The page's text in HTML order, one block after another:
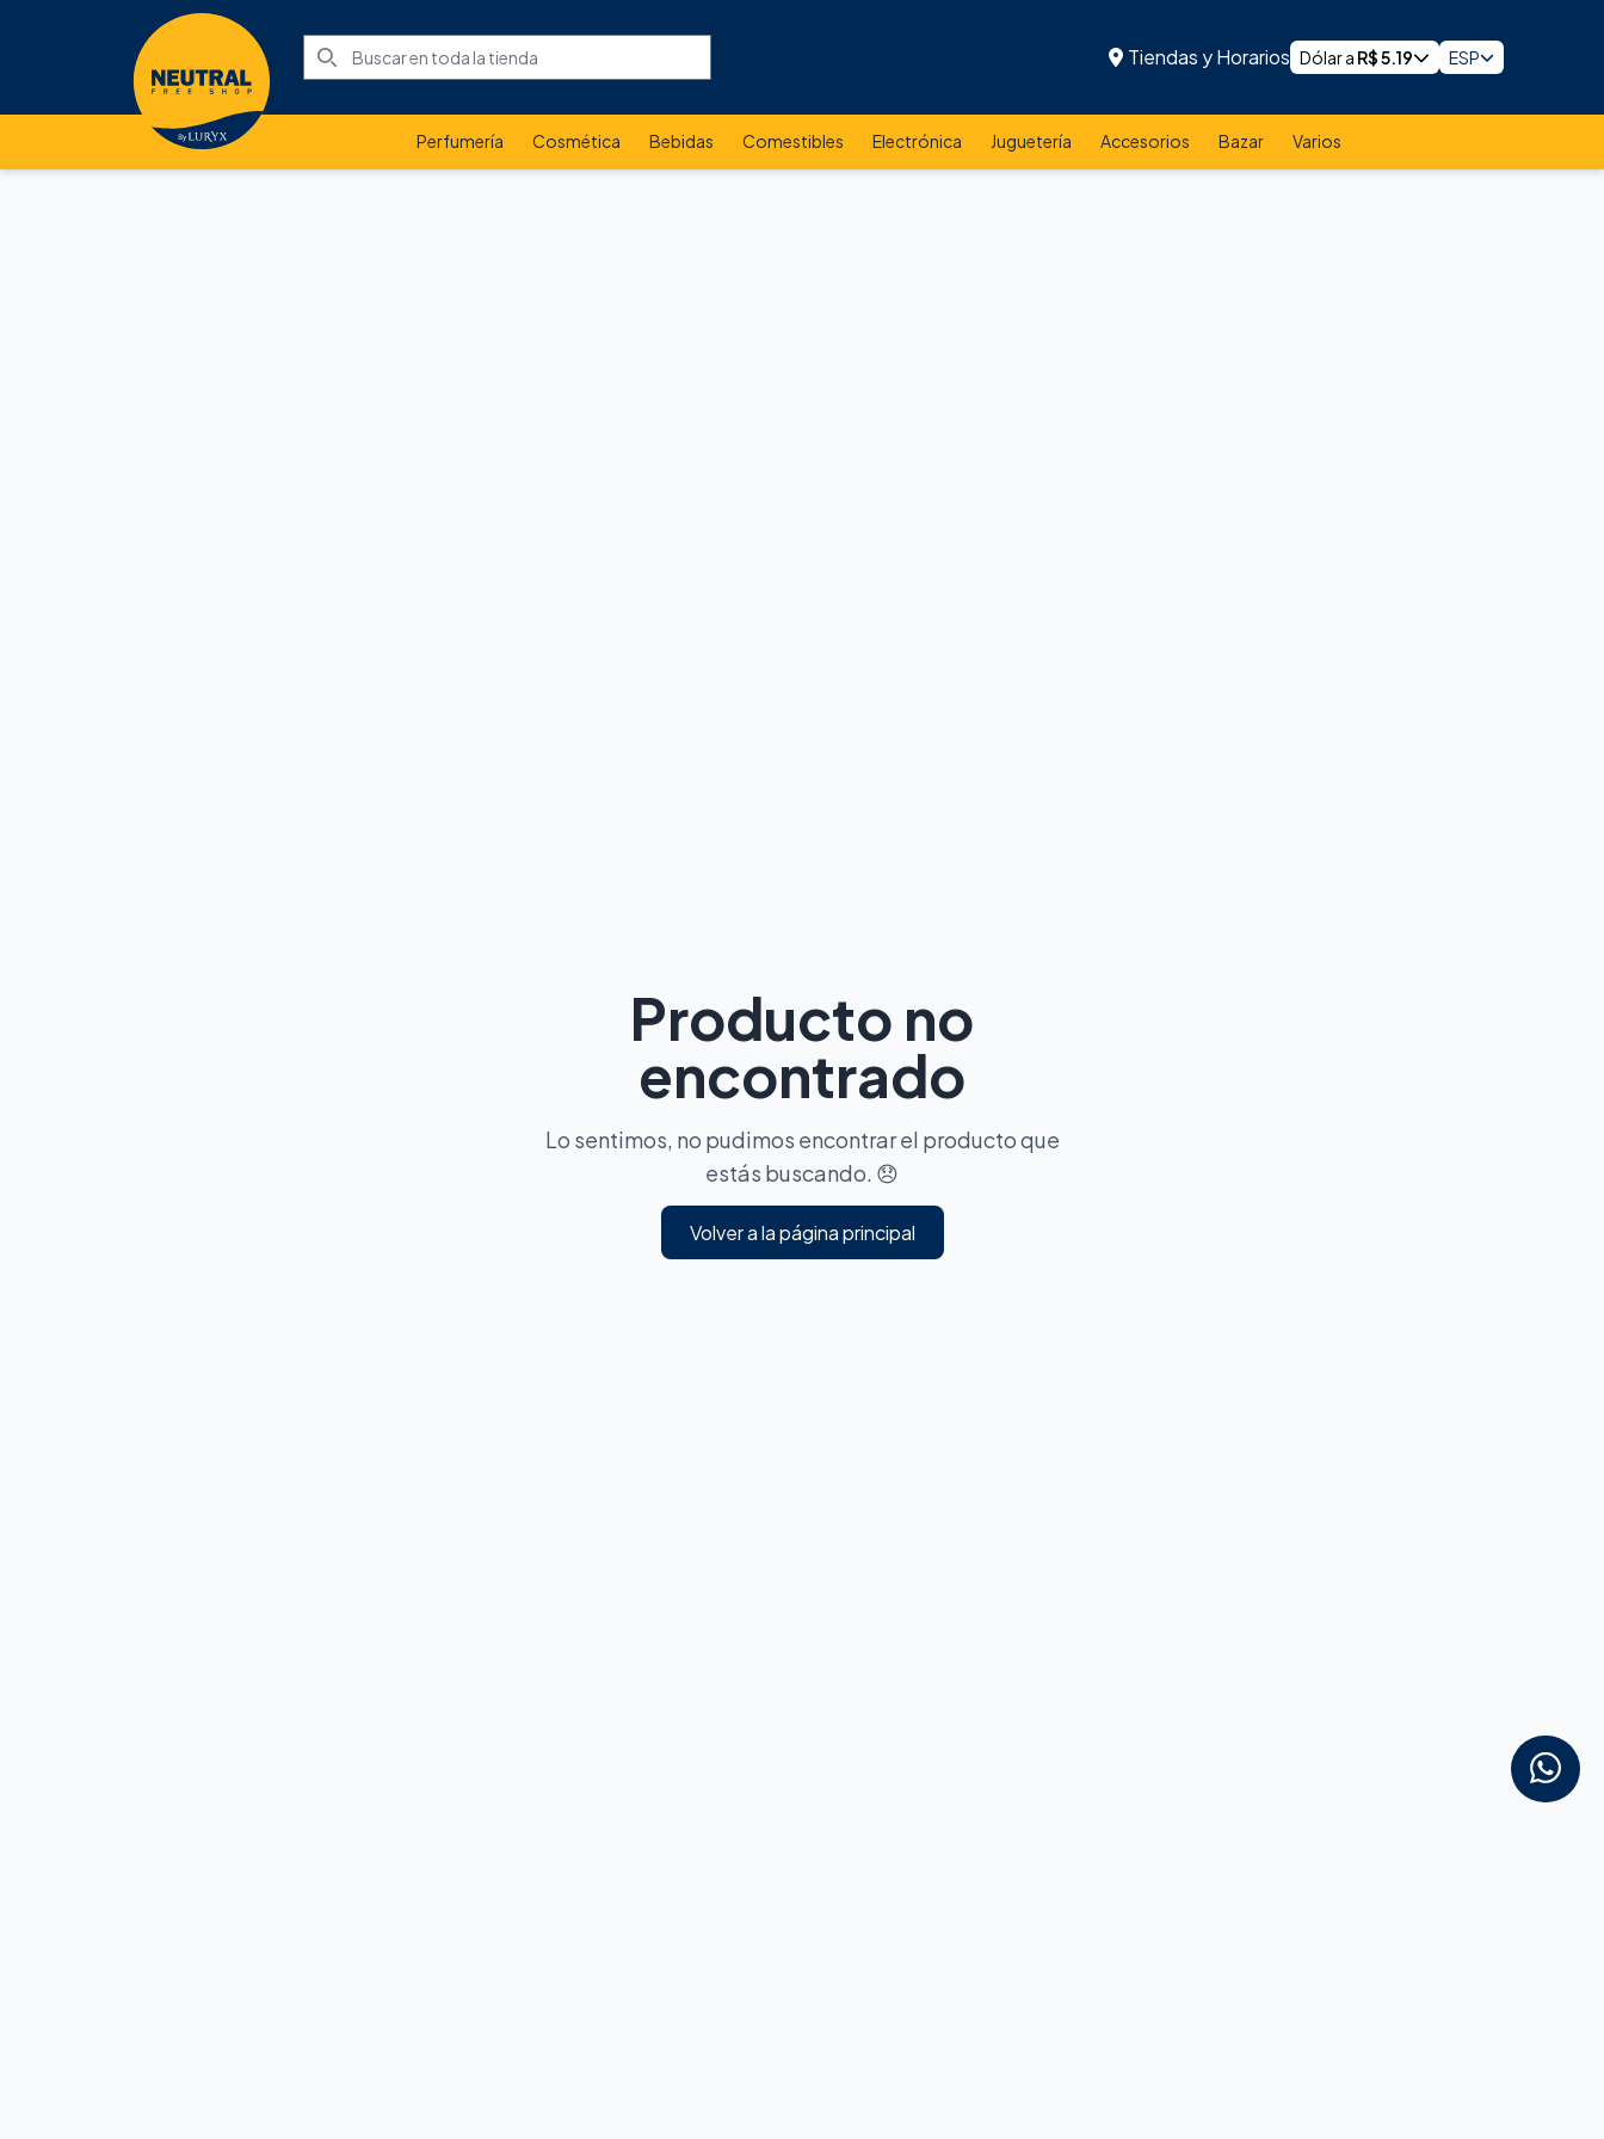
Tiendas y Horarios Dólar a R$5.19 ESP
Perfumería Cosmética Bebidas Comestibles Electrónica Juguetería Accesorios Bazar Varios
Producto no
encontrado
Lo sentimos, no pudimos encontrar el producto que
estás buscando. 😞
Volver a la página principal